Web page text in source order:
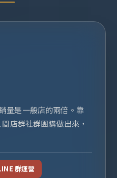
量是一般店的兩倍。靠
店群社群團購做出來，
群運營